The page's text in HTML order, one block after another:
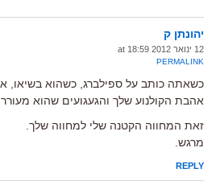
יהונתן ק
12 ינואר 2012 at 18:59
PERMALINK
כשאתה כותב על ספילברג, כשהוא בשיאו,
אהבת הקולנוע שלך והגעגועים שהוא
זאת המחווה הקטנה שלי למחווה שלך.
מרגש.
REPLY